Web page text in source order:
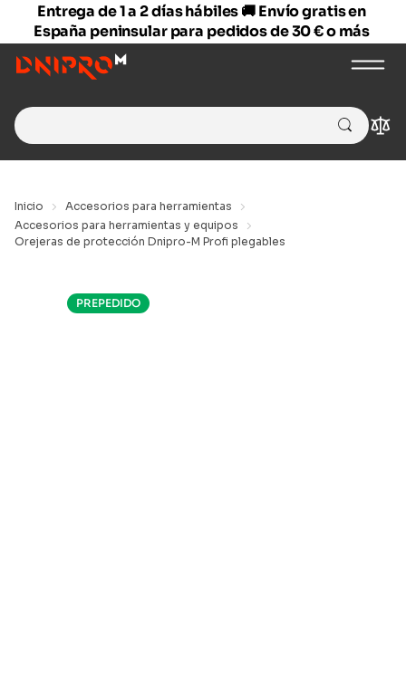
Entrega de 1 a 2 días hábiles 🚚 Envío gratis en
España peninsular para pedidos de 30 € o más
Search
for:
Inicio
Accesorios para herramientas
Accesorios para herramientas y equipos
Orejeras de protección Dnipro-M Profi plegables
PREPEDIDO